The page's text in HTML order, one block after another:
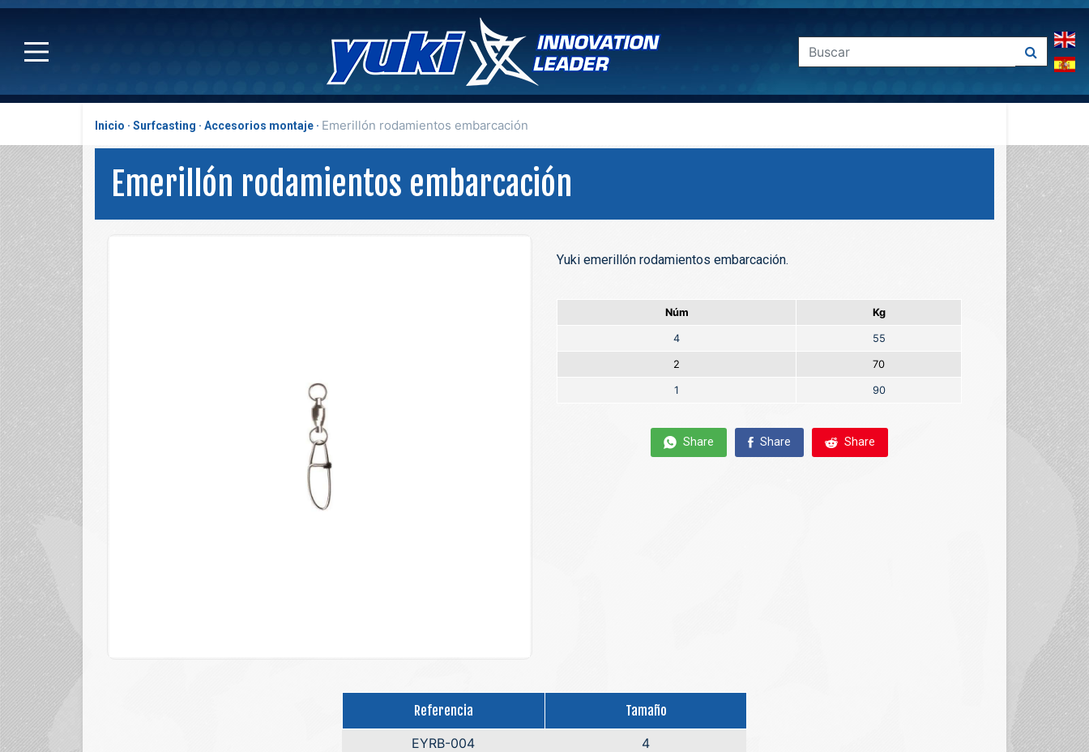
Inicio Surfcasting Accesorios montaje Emerillón rodamientos embarcación
Emerillón rodamientos embarcación
Yuki emerillón rodamientos embarcación.
Núm Kg
4 55
2 70
1 90
Share Share Share
Referencia
Tamaño
EYRB-004
4